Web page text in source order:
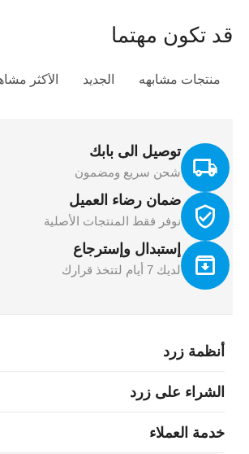
قد تكون مهتما
منتجات مشابهه الجديد الأكثر مشاهدة
توصيل الى بابك
شحن سريع ومضمون
ضمان رضاء العميل
نوفر فقط المنتجات الأصلية
إستبدال وإسترجاع
لديك 7 أيام لتتخذ قرارك
أنظمة زرد
الشراء على زرد
خدمة العملاء